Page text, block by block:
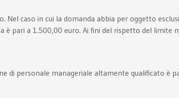
Nel caso in cui la domanda abbia per oggetto
è pari a 1.500,00 euro. Ai fini del rispetto del
di personale manageriale altamente qualificato è